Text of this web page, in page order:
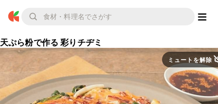
天ぷら粉で作る 彩りチヂミ
ミュートを解除